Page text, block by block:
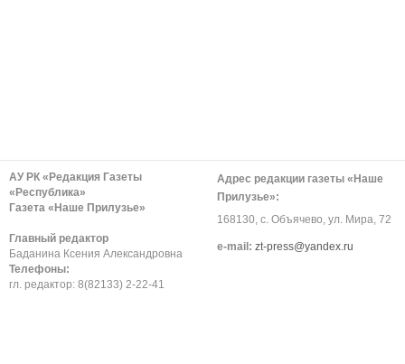
АУ РК «Редакция Газеты
«Республика»
Газета «Наше Прилузье»
Главный редактор
Баданина Ксения Александровна
Телефоны:
гл. редактор: 8(82133) 2-22-41
Адрес редакции газеты «Наше
Прилузье»:
168130, с. Объячево, ул. Мира, 72
е-mail: zt-press@yandex.ru